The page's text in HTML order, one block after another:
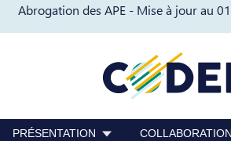
Abrogation des APE - Mise à jour au
Passer au contenu Passer au pied de
PRÉSENTATION